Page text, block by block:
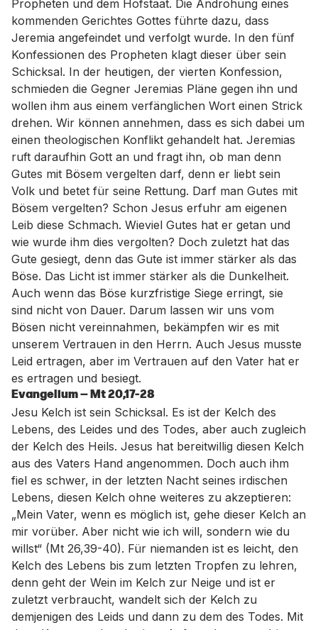
Propheten und dem Hofstaat. Die Androhung eines
kommenden Gerichtes Gottes führte dazu, dass
Jeremia angefeindet und verfolgt wurde. In den fünf
Konfessionen des Propheten klagt dieser über sein
Schicksal. In der heutigen, der vierten Konfession,
schmieden die Gegner Jeremias Pläne gegen ihn und
wollen ihm aus einem verfänglichen Wort einen Strick
drehen. Wir können annehmen, dass es sich dabei um
einen theologischen Konflikt gehandelt hat. Jeremias
ruft daraufhin Gott an und fragt ihn, ob man denn
Gutes mit Bösem vergelten darf, denn er liebt sein
Volk und betet für seine Rettung. Darf man Gutes mit
Bösem vergelten? Schon Jesus erfuhr am eigenen
Leib diese Schmach. Wieviel Gutes hat er getan und
wie wurde ihm dies vergolten? Doch zuletzt hat das
Gute gesiegt, denn das Gute ist immer stärker als das
Böse. Das Licht ist immer stärker als die Dunkelheit.
Auch wenn das Böse kurzfristige Siege erringt, sie
sind nicht von Dauer. Darum lassen wir uns vom
Bösen nicht vereinnahmen, bekämpfen wir es mit
unserem Vertrauen in den Herrn. Auch Jesus musste
Leid ertragen, aber im Vertrauen auf den Vater hat er
es ertragen und besiegt.
Evangelium — Mt 20,17-28
Jesu Kelch ist sein Schicksal. Es ist der Kelch des
Lebens, des Leides und des Todes, aber auch zugleich
der Kelch des Heils. Jesus hat bereitwillig diesen Kelch
aus des Vaters Hand angenommen. Doch auch ihm
fiel es schwer, in der letzten Nacht seines irdischen
Lebens, diesen Kelch ohne weiteres zu akzeptieren:
„Mein Vater, wenn es möglich ist, gehe dieser Kelch an
mir vorüber. Aber nicht wie ich will, sondern wie du
willst“ (Mt 26,39-40). Für niemanden ist es leicht, den
Kelch des Lebens bis zum letzten Tropfen zu lehren,
denn geht der Wein im Kelch zur Neige und ist er
zuletzt verbraucht, wandelt sich der Kelch zu
demjenigen des Leids und dann zu dem des Todes. Mit